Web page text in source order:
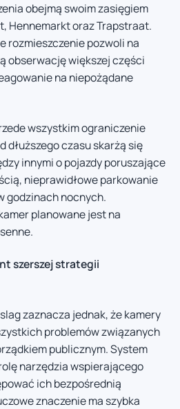
obejmą swoim zasięgiem
Hennemarkt oraz Trapstraat.
rozmieszczenie pozwoli na
obserwację większej części
na niepożądane
wszystkim ograniczenie
dłuższego czasu skarżą się
innymi o pojazdy poruszające
nieprawidłowe parkowanie
godzinach nocnych.
planowane jest na
szerszej strategii
zaznacza jednak, że kamery
problemów związanych
publicznym. System
narzędzia wspierającego
ich bezpośrednią
znaczenie ma szybka